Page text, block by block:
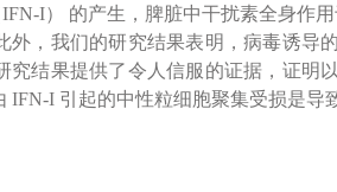
I） 的产生，脾脏中干扰素全身作
，我们的研究结果表明，病毒诱导
究结果提供了令人信服的证据，证明
I 引起的中性粒细胞聚集受损是